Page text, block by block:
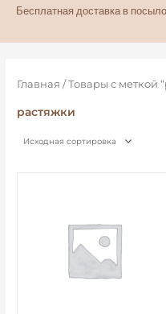
Бесплатная доставка в
Главная / Товары с меткой
растяжки